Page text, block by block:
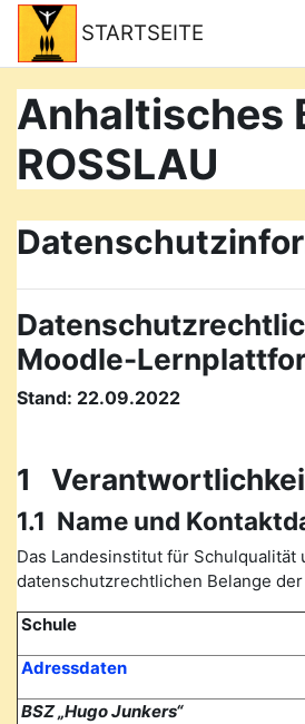
Zum Hauptinhalt
STARTSEITE
Anhaltisches
ROSSLAU
Moodle-
Stand: 22.09.2022
1
1.1 Name und
Das Landesinstitut für
datenschutzrechtlichen Belange
Schule
Adressdaten
BSZ „Hugo Junkers“